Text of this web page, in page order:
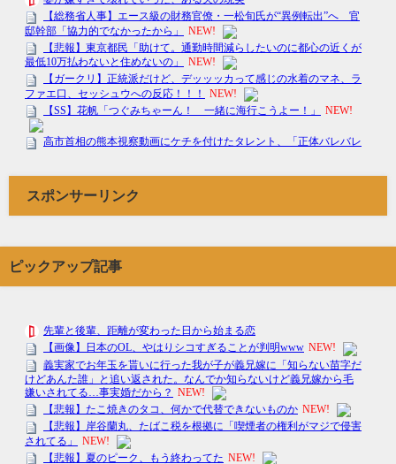
スポンサーリンク
ピックアップ記事